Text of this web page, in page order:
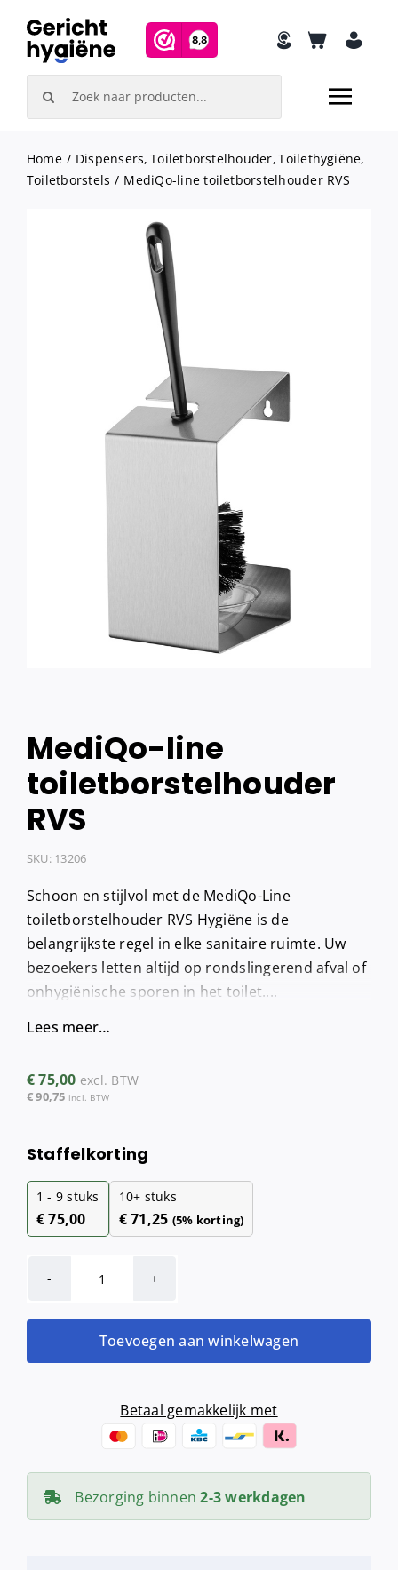
content
Home Dispensers Toiletborstelhouder Toilethygiëne
Toiletborstels
MediQo-line toiletborstelhouder RVS
MediQo-line
toiletborstelhouder
RVS
SKU: 13206
Schoon en stijlvol met de MediQo-Line
toiletborstelhouder RVS Hygiëne is de
belangrijkste regel in elke sanitaire ruimte. Uw
bezoekers letten altijd op rondslingerend afval of
onhygiënische sporen in het toilet....
Lees meer…
€75,00 excl. BTW
€90,75 incl. BTW
Staffelkorting
1 - 9 stuks
€75,00
10+ stuks
€71,25 (5% korting)
MediQo-
toiletborstelhouder
RVS
Toevoegen aan winkelwagen
Betaal gemakkelijk met
Bezorging binnen2-3 werkdagen